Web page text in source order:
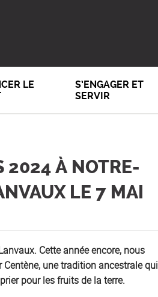
LE
S’ENGAGER ET
SERVIR
2024 À NOTRE-
LE 7 MAI
Cette année encore, nous
une tradition ancestrale qui
pour les fruits de la terre.